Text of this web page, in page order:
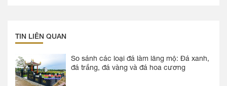
TIN LIÊN QUAN
So sánh các loại đá làm lăng mộ: Đá xanh,
đá trắng, đá vàng và đá hoa cương